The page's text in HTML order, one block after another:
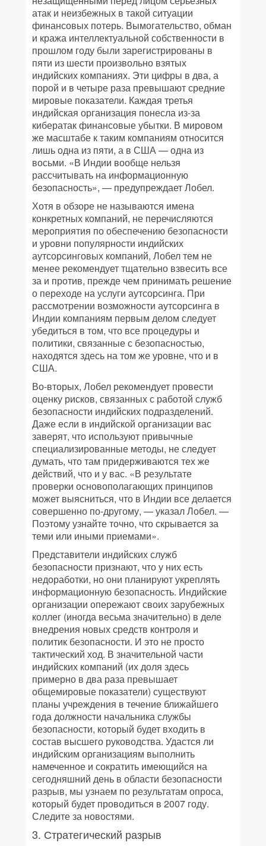
атак и неизбежных в такой ситуации
финансовых потерь. Вымогательство, обман
и кража интеллектуальной собственности в
прошлом году были зарегистрированы в
пяти из шести произвольно взятых
индийских компаниях. Эти цифры в два, а
порой и в четыре раза превышают средние
мировые показатели. Каждая третья
индийская организация понесла из-за
кибератак финансовые убытки. В мировом
же масштабе к таким компаниям относится
лишь одна из пяти, а в США — одна из
восьми. «В Индии вообще нельзя
рассчитывать на информационную
безопасность», — предупреждает Лобел.
Хотя в обзоре не называются имена
конкретных компаний, не перечисляются
мероприятия по обеспечению безопасности
и уровни популярности индийских
аутсорсинговых компаний, Лобел тем не
менее рекомендует тщательно взвесить все
за и против, прежде чем принимать решение
о переходе на услуги аутсорсинга. При
рассмотрении возможности аутсорсинга в
Индии компаниям первым делом следует
убедиться в том, что все процедуры и
политики, связанные с безопасностью,
находятся здесь на том же уровне, что и в
США.
Во-вторых, Лобел рекомендует провести
оценку рисков, связанных с работой служб
безопасности индийских подразделений.
Даже если в индийской организации вас
заверят, что используют привычные
специализированные методы, не следует
думать, что там придерживаются тех же
действий, что и у вас. «В результате
проверки основополагающих принципов
может выясниться, что в Индии все делается
совершенно по-другому, — указал Лобел. —
Поэтому узнайте точно, что скрывается за
теми или иными приемами».
Представители индийских служб
безопасности признают, что у них есть
недоработки, но они планируют укреплять
информационную безопасность. Индийские
организации опережают своих зарубежных
коллег (иногда весьма значительно) в деле
внедрения новых средств контроля и
политик безопасности. И это не просто
тактический ход. В значительной части
индийских компаний (их доля здесь
примерно в два раза превышает
общемировые показатели) существуют
планы учреждения в течение ближайшего
года должности начальника службы
безопасности, который будет входить в
состав высшего руководства. Удастся ли
индийским организациям выполнить
намеченное и сократить имеющийся на
сегодняшний день в области безопасности
разрыв, мы узнаем по результатам опроса,
который будет проводиться в 2007 году.
Следите за новостями.
3. Стратегический разрыв